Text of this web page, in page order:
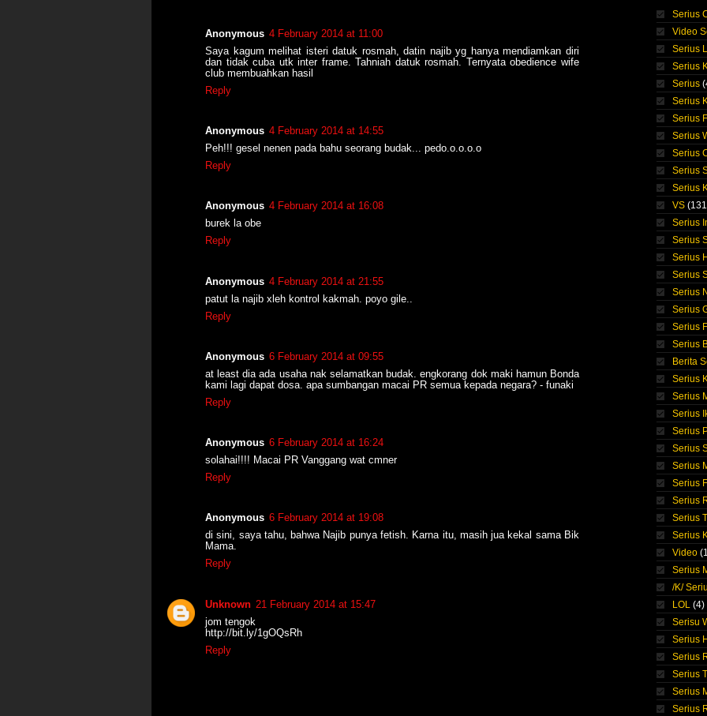
Anonymous 4 February 2014 at 11:00
Saya kagum melihat isteri datuk rosmah, datin najib yg hanya mendiamkan diri
dan tidak cuba utk inter frame. Tahniah datuk rosmah. Ternyata obedience wife
club membuahkan hasil
Reply
Anonymous 4 February 2014 at 14:55
Peh!!! gesel nenen pada bahu seorang budak... pedo.o.o.o.o
Reply
Anonymous 4 February 2014 at 16:08
burek la obe
Reply
Anonymous 4 February 2014 at 21:55
patut la najib xleh kontrol kakmah. poyo gile..
Reply
Anonymous 6 February 2014 at 09:55
at least dia ada usaha nak selamatkan budak. engkorang dok maki hamun Bonda
kami lagi dapat dosa. apa sumbangan macai PR semua kepada negara? - funaki
Reply
Anonymous 6 February 2014 at 16:24
solahai!!!! Macai PR Vanggang wat cmner
Reply
Anonymous 6 February 2014 at 19:08
di sini, saya tahu, bahwa Najib punya fetish. Karna itu, masih jua kekal sama Bik
Mama.
Reply
Unknown 21 February 2014 at 15:47
jom tengok
http://bit.ly/1gOQsRh
Reply
Serius
Video
Serius
Serius
Serius
Serius
Serius
Serius
Serius
Serius
Serius
VS
Serius
Serius
Serius
Serius
Serius
Serius
Serius
Serius
Berita
Serius
Serius
Serius
Serius
Serius
Serius
Serius
Serius
Serius
Serius
Video
Serius
/K/
LOL (4)
Serisu
Serius
Serius
Serius
Serius
Serius